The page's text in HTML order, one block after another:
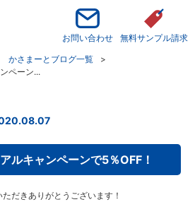
お問い合わせ
無料サンプル請求
かさまーとブログ一覧
ペーン...
キャンペーンで5％OFF！
だきありがとうございます！